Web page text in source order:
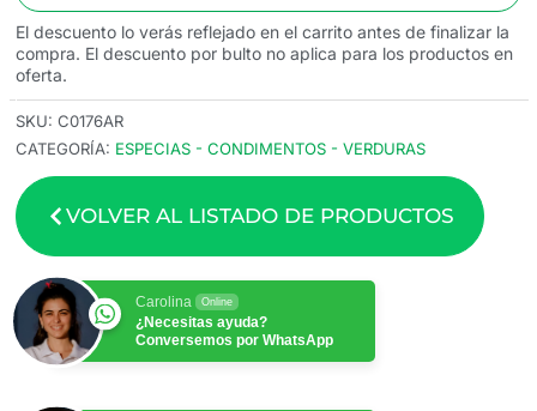
El descuento lo verás reflejado en el carrito antes de finalizar la
compra. El descuento por bulto no aplica para los productos en
oferta.
SKU: C0176AR
CATEGORÍA: ESPECIAS - CONDIMENTOS - VERDURAS
VOLVER AL LISTADO DE PRODUCTOS
Carolina Online
¿Necesitas ayuda?
Conversemos por WhatsApp